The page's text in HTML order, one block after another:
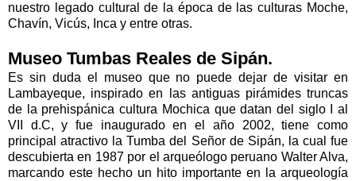
nuestro legado cultural de la época de las culturas Moche,
Chavín, Vicús, Inca y entre otras.
Museo Tumbas Reales de Sipán.
Es sin duda el museo que no puede dejar de visitar en
Lambayeque, inspirado en las antiguas pirámides truncas
de la prehispánica cultura Mochica que datan del siglo I al
VII d.C, y fue inaugurado en el año 2002, tiene como
principal atractivo la Tumba del Señor de Sipán, la cual fue
descubierta en 1987 por el arqueólogo peruano Walter Alva,
marcando este hecho un hito importante en la arqueología